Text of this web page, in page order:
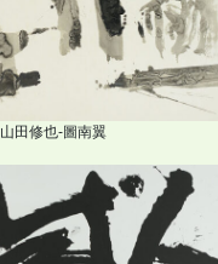
山田修也-圖南翼